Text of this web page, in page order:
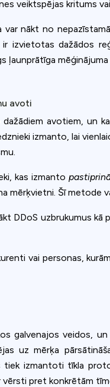
veiktspējas kritums
var nākt no
izvietotas dažādos
ļaunprātīga mēģinājuma
avoti
avotiem, un
izmanto, lai
kas izmanto
mērķvietni. Šī metode
DDoS uzbrukumus
vai personas,
galvenajos veidos,
uz mērķa
izmantoti tīkla
pret konkrētām